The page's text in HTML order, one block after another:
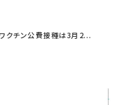
クチン公費接種は3月2...